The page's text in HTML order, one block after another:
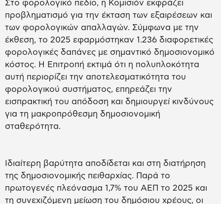
Στο φορολογικό πεδίο, η Κομισιόν εκφράζει
προβληματισμό για την έκταση των εξαιρέσεων και
των φορολογικών απαλλαγών. Σύμφωνα με την
έκθεση, το 2025 εφαρμόστηκαν 1.236 διαφορετικές
φορολογικές δαπάνες με σημαντικό δημοσιονομικό
κόστος. Η Επιτροπή εκτιμά ότι η πολυπλοκότητα
αυτή περιορίζει την αποτελεσματικότητα του
φορολογικού συστήματος, επηρεάζει την
εισπρακτική του απόδοση και δημιουργεί κινδύνους
για τη μακροπρόθεσμη δημοσιονομική
σταθερότητα.
Ιδιαίτερη βαρύτητα αποδίδεται και στη διατήρηση
της δημοσιονομικής πειθαρχίας. Παρά το
πρωτογενές πλεόνασμα 1,7% του ΑΕΠ το 2025 και
τη συνεχιζόμενη μείωση του δημόσιου χρέους, οι